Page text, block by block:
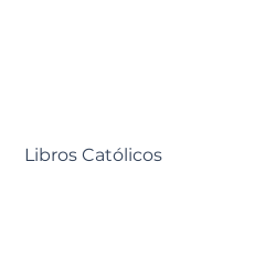
Libros Católicos